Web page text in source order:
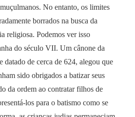
No entanto, os limites
borrados na busca da
religiosa. Podemos ver isso
do século VII. Um cânone da
datado de cerca de 624, alegou que
sido obrigados a batizar seus
da ordem ao contratar filhos de
los para o batismo como se